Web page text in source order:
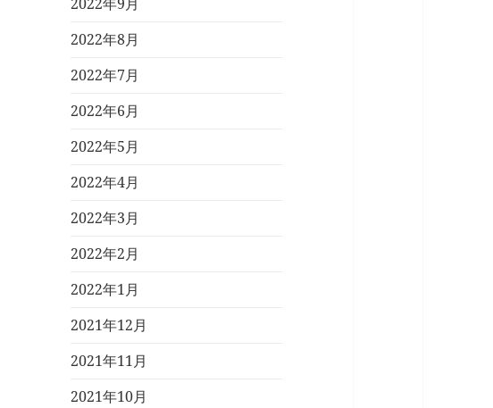
2022年8月
2022年7月
2022年6月
2022年5月
2022年4月
2022年3月
2022年2月
2022年1月
2021年12月
2021年11月
2021年10月